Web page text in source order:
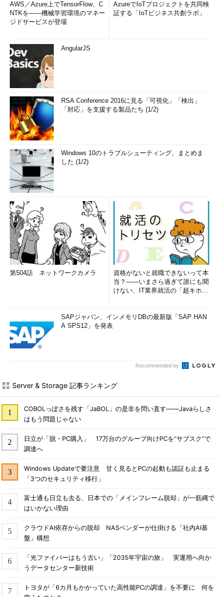
キュメント作成、事例取材などを手がける。個人ブログは『山
市良のえぬなんとかわーるど
』。
AWS／Azure上でTensorFlow、C
NTKを――機械学習環境のマネー
ジドサービスが登場
AzureでIoTプロジェクトを共同検
証する「IoTビジネス共創ラボ」
AngularJS
RSA Conference 2016に見る「可視化」「検出」
「対応」を支援する製品たち (1/2)
Windows 10のトラブルシューティング、まとめま
した (1/2)
第504話 ネットワークカメラ
資格がないと就職できないって本
当？――いまさら過ぎて誰にも聞
けない、IT業界就活の「超キホ
SAPジャパン、インメモリDBの最新版「SAP HAN
A SPS12」を発表
Recommended by
Server & Storage 記事ランキング
COBOLっぽさを残す「JaBOL」の是非を問い直す――Javaらしさ
はもう問題じゃない
日立が「脱・PC購入」 17万台のグループ向けPCを“サブスク”で
調達へ
Windows Updateで要注意 甘く見るとPCの起動も認証も止まる
「3つのセキュリティ移行」
富士通も日立も去る、日本での「メインフレーム脱却」が一筋縄で
はいかない理由
クラウドAI依存からの脱却 NASベンダーが仕掛ける「社内AI基
盤」構想
「光ファイバーはもう古い」「2035年宇宙の旅」 実運用へ向か
うデータセンター新技術
トヨタが「6カ月もかかっていた高性能PCの調達」を不要に 何を